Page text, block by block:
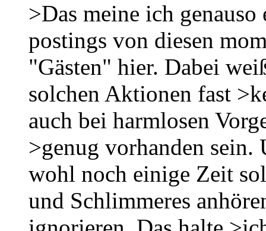
>Das meine ich
postings von diesen
"Gästen" hier. Dabei
solchen Aktionen fast
auch bei harmlosen
>genug vorhanden sein.
wohl noch einige Zeit
und Schlimmeres